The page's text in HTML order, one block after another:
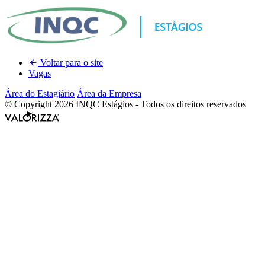
Voltar para o site
Vagas
Área do Estagiário Área da Empresa
© Copyright 2026 INQC Estágios - Todos os direitos reservados
Valorizza
Desenvolvimento